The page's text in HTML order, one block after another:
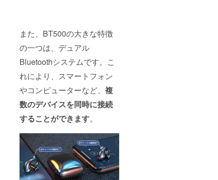
また、BT500の大きな特徴
の一つは、デュアル
Bluetoothシステムです。こ
れにより、スマートフォン
やコンピューターなど、 複
数のデバイスを同時に接続
することができます。